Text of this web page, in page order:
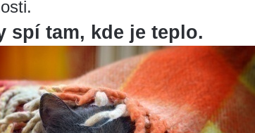
spí tam, kde je teplo.